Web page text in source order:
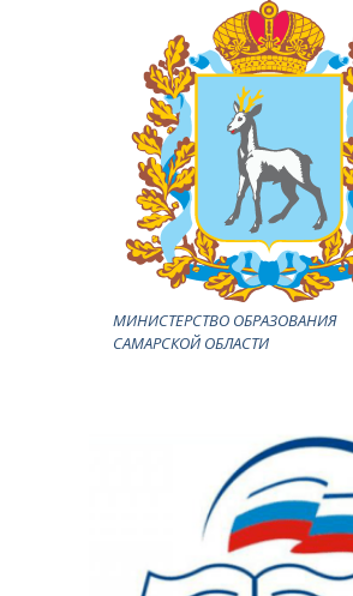
МИНИСТЕРСТВО ОБРАЗОВАНИЯ
САМАРСКОЙ ОБЛАСТИ